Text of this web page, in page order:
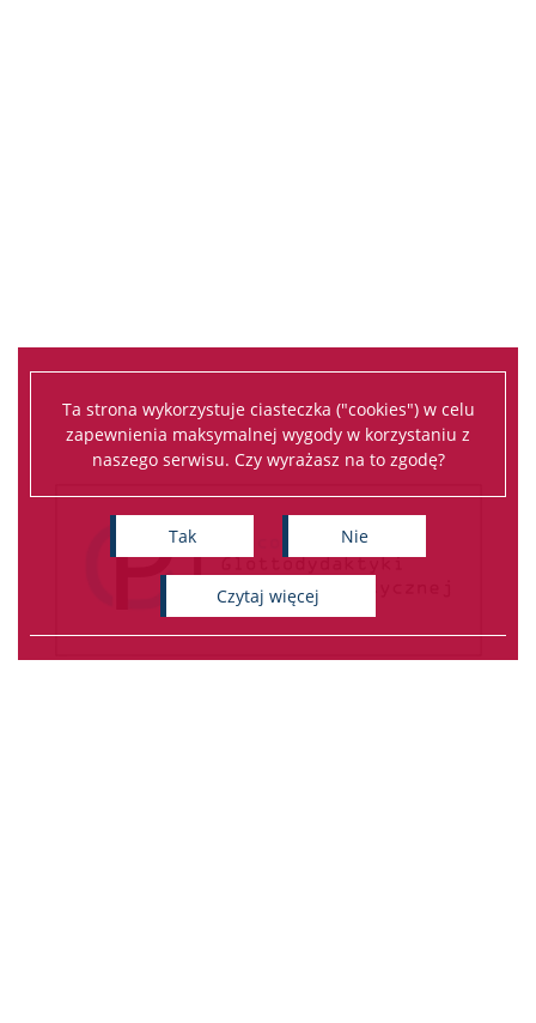
Ta strona wykorzystuje ciasteczka ("cookies") w celu
zapewnienia maksymalnej wygody w korzystaniu z
naszego serwisu. Czy wyrażasz na to zgodę?
Tak Nie
czytaj więcej